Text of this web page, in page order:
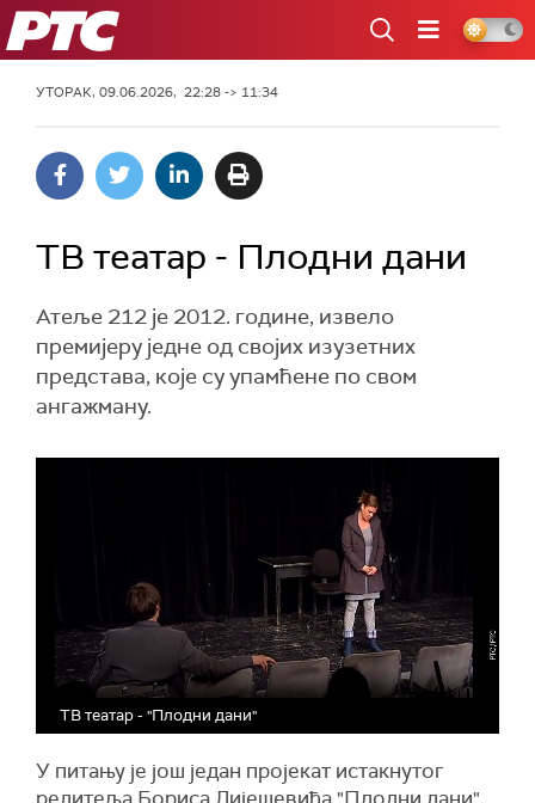
РТС
УТОРАК, 09.06.2026, 22:28 -> 11:34
ТВ театар - Плодни дани
Атеље 212 је 2012. године, извело
премијеру једне од својих изузетних
представа, које су упамћене по свом
ангажману.
ТВ театар - "Плодни дани"
У питању је још један пројекат истакнутог